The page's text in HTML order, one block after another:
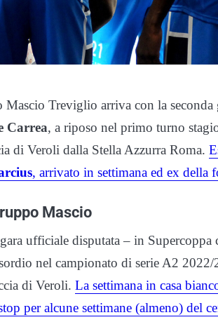
Treviglio arriva con la
Carrea, a riposo nel primo turno
di Veroli dalla Stella Azzurra Roma.
, arrivato in settimana ed ex della
Mascio
ufficiale disputata – in
nel campionato di serie A2 2022/
di Veroli. La settimana in casa
per alcune settimane (almeno) del